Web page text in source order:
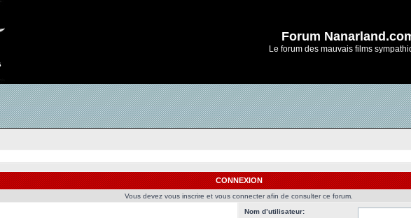
Forum
Le forum des mauvais films
CONNEXION
Vous devez vous inscrire et vous connecter afin de consulter ce forum.
Nom d’utilisateur: